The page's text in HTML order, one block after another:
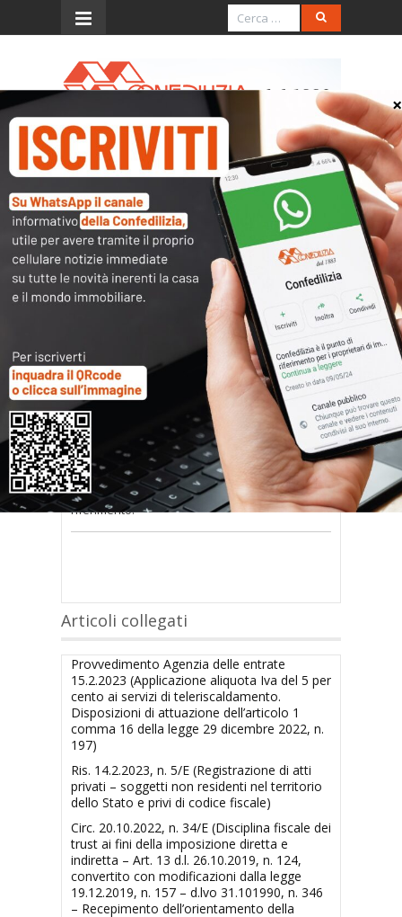
Menu
Provv. 12.5.2006 (modifiche
categorie catastali)
L’accesso al contenuto
completo è riservato ai
soli utenti abilitati.
Tutti i documenti presenti nelle Banche dati
sonoa disposizione dei socima per poterli
consultare occorre
inserire i dati di accesso
nel modulo a destra della pagina
Se non possiedi nome utente e password
oppure li hai
smarriti richiedili alla tua
Associazione territoriale Confediliziadi
riferimento.
Articoli collegati
Provvedimento Agenzia delle entrate
15.2.2023 (Applicazione aliquota Iva del 5 per
cento ai servizi di teleriscaldamento.
Disposizioni di attuazione dell’articolo 1
comma 16 della legge 29 dicembre 2022, n.
197)
Ris. 14.2.2023, n. 5/E (Registrazione di atti
privati – soggetti non residenti nel territorio
dello Stato e privi di codice fiscale)
Circ. 20.10.2022, n. 34/E (Disciplina fiscale dei
trust ai fini della imposizione diretta e
indiretta – Art. 13 d.l. 26.10.2019, n. 124,
convertito con modificazioni dalla legge
19.12.2019, n. 157 – d.lvo 31.101990, n. 346
– Recepimento dell’orientamento della